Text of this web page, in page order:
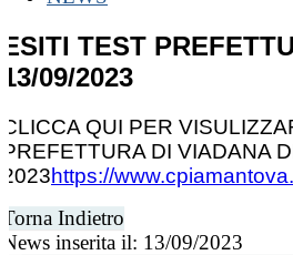
ESITI TEST
13/09/2023
CLICCA QUI PER
PREFETTURA DI VIADANA
2023https://
Torna Indietro
News inserita il: 13/09/2023